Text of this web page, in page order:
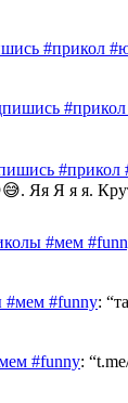
#прикол
Яя Я я я.
#мем
#мем #funny: “
#funny: “